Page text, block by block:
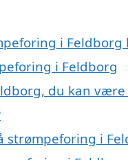
i
i Feldborg
du kan
strømpeforing i